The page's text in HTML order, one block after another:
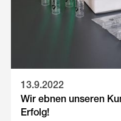
13.9.2022
Wir ebnen unseren
Erfolg!